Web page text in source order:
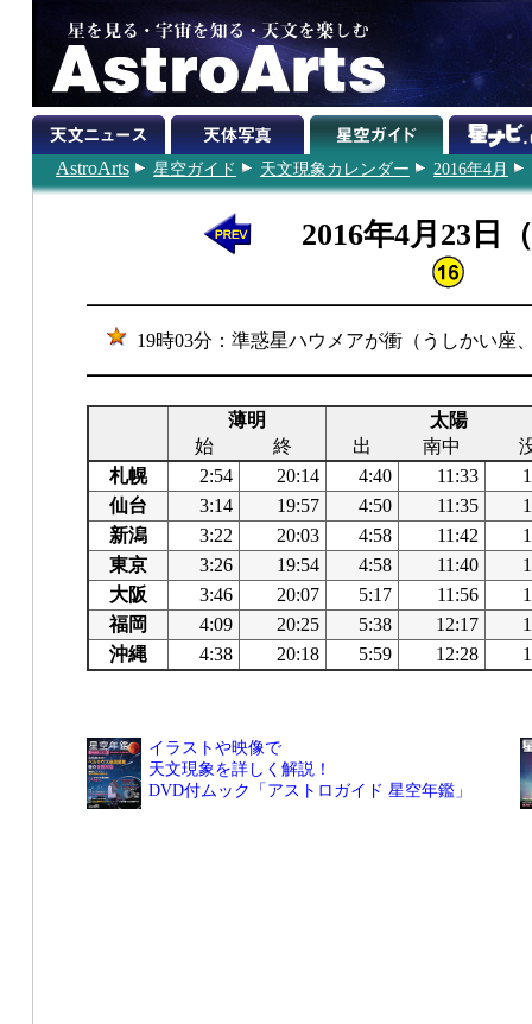
AstroArts 星空ガイド 天文現象カレンダー 2016年4月
2016年4月23日
19時03分：準惑星ハウメアが衝（うしかい座
薄明
太陽
始
終 出 南中
札幌
2:54 20:14 4:40 11:33
仙台
3:14 19:57 4:50 11:35
新潟
3:22 20:03 4:58 11:42
東京
3:26 19:54 4:58 11:40
大阪
3:46 20:07 5:17 11:56
福岡
4:09 20:25 5:38 12:17
沖縄
4:38 20:18 5:59 12:28
イラストや映像で
天文現象を詳しく解説！
DVD付ムック「アストロガイド 星空年鑑」